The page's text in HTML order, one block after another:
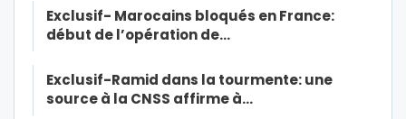
Exclusif- Marocains bloqués en France:
début de l’opération de…
Exclusif-Ramid dans la tourmente: une
source à la CNSS affirme à…